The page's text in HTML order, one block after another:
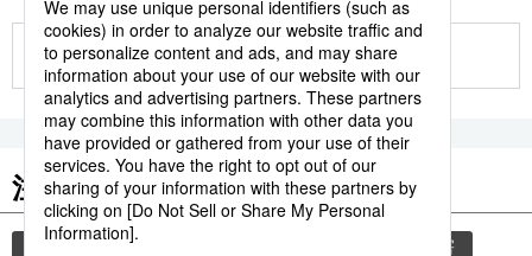
もっと見る
注目のキーワード
共同通信ニュース 災害